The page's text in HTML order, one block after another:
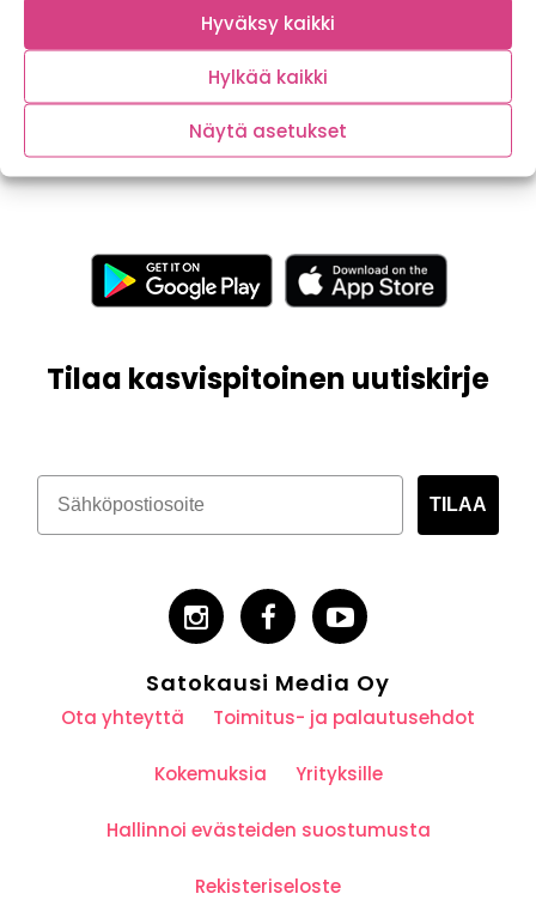
Hyväksy kaikki
Hylkää kaikki
Näytä asetukset
Tunnistatko kotimaiset kasvikset? Testaa
nyt!
Äkkiseltään luulisi, että kasvisten tunnistaminen on lasten
leikkiä! Kaikki kasviskaverit eivät kuitenkaan aina ole...
Tilaa kasvispitoinen uutiskirje
TILAA
Satokausi Media Oy
Ota yhteyttä Toimitus- ja palautusehdot
Kokemuksia Yrityksille
Hallinnoi evästeiden suostumusta
Rekisteriseloste